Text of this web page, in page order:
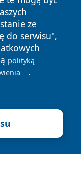
ze
do serwisu",
polityką
.
prawa
Polityka
Cookies